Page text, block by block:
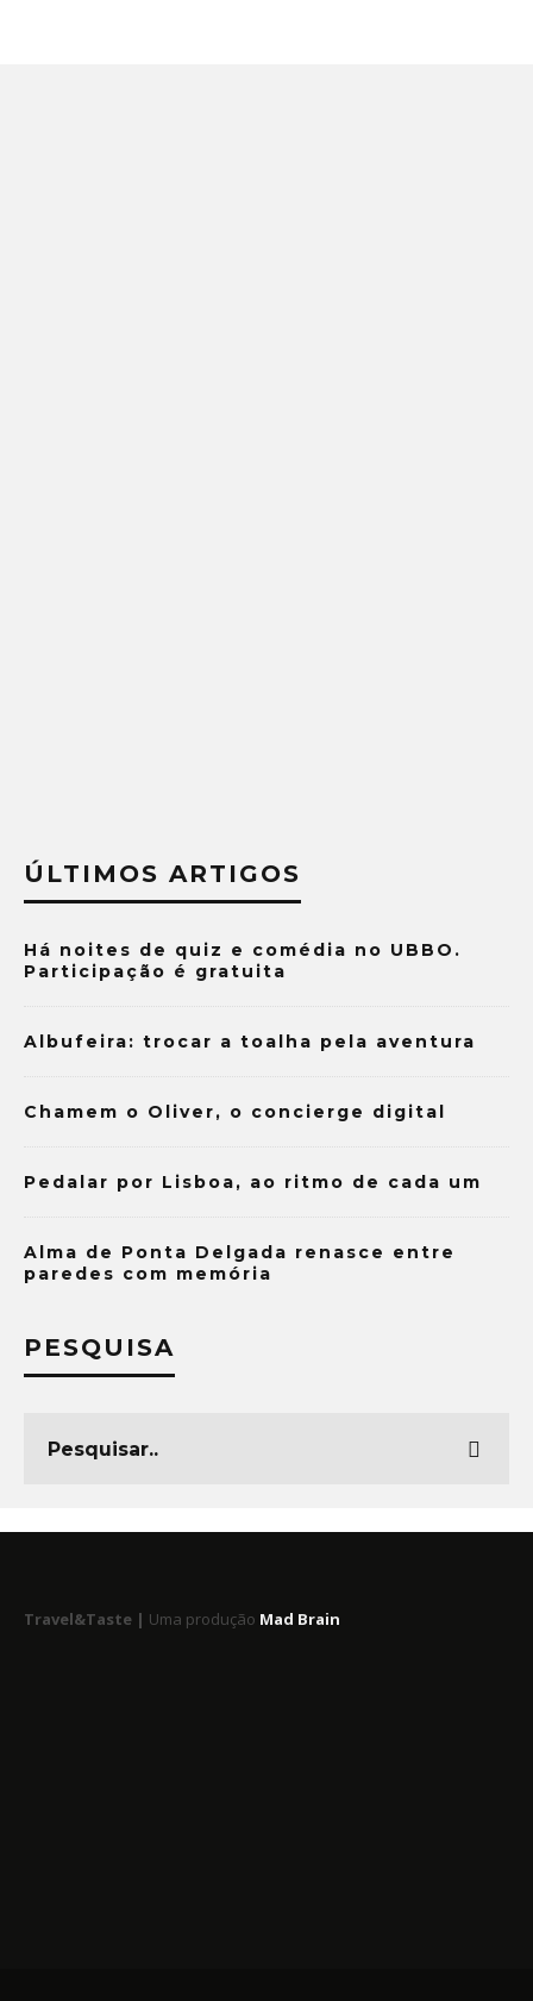
ÚLTIMOS ARTIGOS
Há noites de quiz e comédia no UBBO.
Participação é gratuita
Albufeira: trocar a toalha pela aventura
Chamem o Oliver, o concierge digital
Pedalar por Lisboa, ao ritmo de cada um
Alma de Ponta Delgada renasce entre
paredes com memória
PESQUISA
Travel&Taste | Uma produção Mad Brain